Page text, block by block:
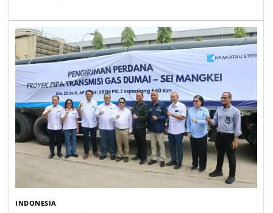
INDONESIA